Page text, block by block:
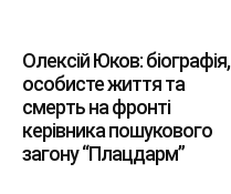
Олексій Юков: біографія,
особисте життя та
смерть на фронті
керівника пошукового
загону “Плацдарм”